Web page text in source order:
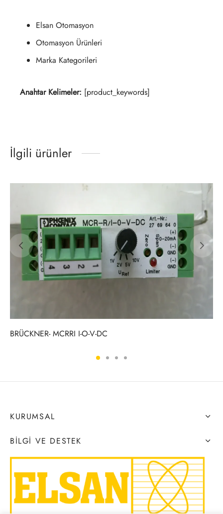
Elsan Otomasyon
Otomasyon Ürünleri
Marka Kategorileri
Anahtar Kelimeler: [product_keywords]
İlgili ürünler
BRÜCKNER- MCRRI I-O-V-DC
KURUMSAL
BILGI VE DESTEK